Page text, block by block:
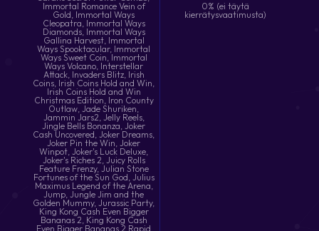
0% (ei täytä
kierrätysvaatimusta)